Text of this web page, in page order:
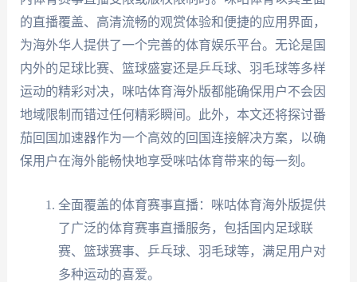
的直播覆盖、高清流畅的观赏体验和便捷的应用界面，
为海外华人提供了一个完善的体育娱乐平台。无论是国
内外的足球比赛、篮球盛宴还是乒乓球、羽毛球等多样
运动的精彩对决，咪咕体育海外版都能确保用户不会因
地域限制而错过任何精彩瞬间。此外，本文还将探讨番
茄回国加速器作为一个高效的回国连接解决方案，以确
保用户在海外能畅快地享受咪咕体育带来的每一刻。
全面覆盖的体育赛事直播：咪咕体育海外版提供
了广泛的体育赛事直播服务，包括国内足球联
赛、篮球赛事、乒乓球、羽毛球等，满足用户对
多种运动的喜爱。